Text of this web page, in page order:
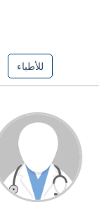
للأطباء